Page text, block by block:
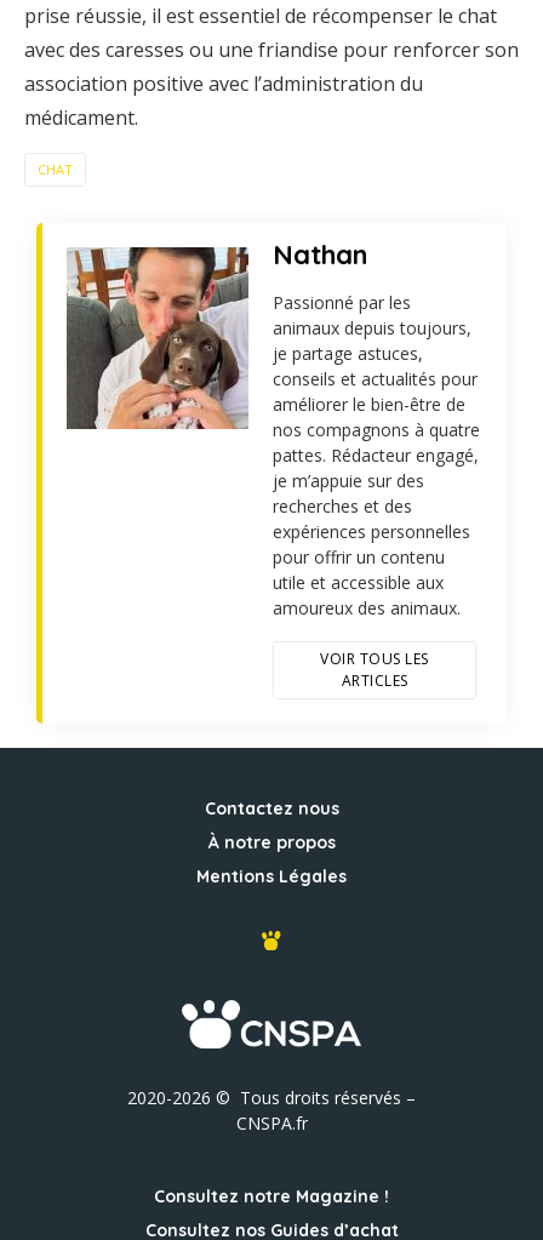
prise réussie, il est essentiel de récompenser le chat
avec des caresses ou une friandise pour renforcer son
association positive avec l’administration du
médicament.
CHAT
Nathan
Passionné par les
animaux depuis toujours,
je partage astuces,
conseils et actualités pour
améliorer le bien-être de
nos compagnons à quatre
pattes. Rédacteur engagé,
je m’appuie sur des
recherches et des
expériences personnelles
pour offrir un contenu
utile et accessible aux
amoureux des animaux.
VOIR TOUS LES
ARTICLES
Contactez nous
À notre propos
Mentions Légales
2020-2026 © Tous droits réservés –
CNSPA.fr
Consultez notre Magazine !
Consultez nos Guides d’achat